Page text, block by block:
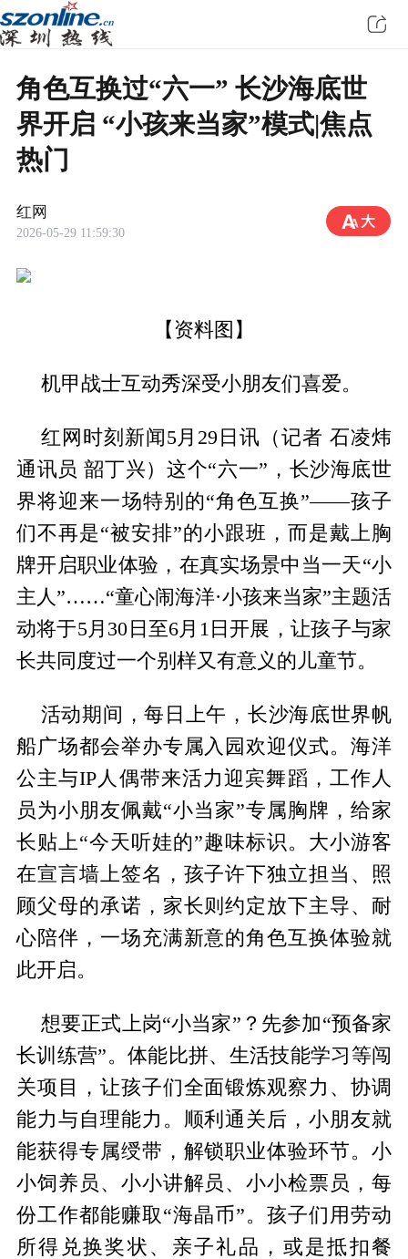
角色互换过“六一” 长沙海底世
界开启 “小孩来当家”模式|焦点
热门
红网
2026-05-29 11:59:30
【资料图】
机甲战士互动秀深受小朋友们喜爱。
红网时刻新闻5月29日讯（记者 石凌炜
通讯员 韶丁兴）这个“六一”，长沙海底世
界将迎来一场特别的“角色互换”——孩子
们不再是“被安排”的小跟班，而是戴上胸
牌开启职业体验，在真实场景中当一天“小
主人”……“童心闹海洋·小孩来当家”主题活
动将于5月30日至6月1日开展，让孩子与家
长共同度过一个别样又有意义的儿童节。
活动期间，每日上午，长沙海底世界帆
船广场都会举办专属入园欢迎仪式。海洋
公主与IP人偶带来活力迎宾舞蹈，工作人
员为小朋友佩戴“小当家”专属胸牌，给家
长贴上“今天听娃的”趣味标识。大小游客
在宣言墙上签名，孩子许下独立担当、照
顾父母的承诺，家长则约定放下主导、耐
心陪伴，一场充满新意的角色互换体验就
此开启。
想要正式上岗“小当家”？先参加“预备家
长训练营”。体能比拼、生活技能学习等闯
关项目，让孩子们全面锻炼观察力、协调
能力与自理能力。顺利通关后，小朋友就
能获得专属绶带，解锁职业体验环节。小
小饲养员、小小讲解员、小小检票员，每
份工作都能赚取“海晶币”。孩子们用劳动
所得兑换奖状、亲子礼品，或是抵扣餐